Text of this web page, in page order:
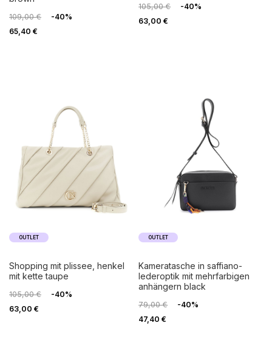
109,00 €
-40%
65,40 €
105,00 €
-40%
63,00 €
OUTLET
shopping mit plissee, henkel
mit kette taupe
105,00 €
-40%
63,00 €
OUTLET
kameratasche in saffiano-
lederoptik mit mehrfarbigen
anhängern black
79,00 €
-40%
47,40 €